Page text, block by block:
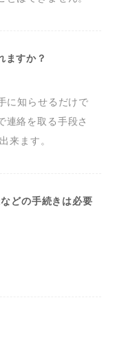
ますか？
に知らせるだけで
連絡を取る手段さ
来ます。
どの手続きは必要